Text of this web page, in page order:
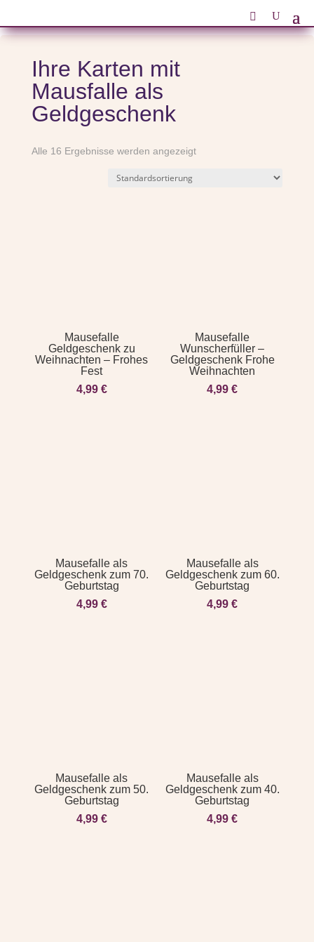
Ihre Karten mit
Mausfalle als
Geldgeschenk
Alle 16 Ergebnisse werden angezeigt
Mausefalle
Geldgeschenk zu
Weihnachten – Frohes
Fest
4,99 €
Mausefalle
Wunscherfüller –
Geldgeschenk Frohe
Weihnachten
4,99€
Mausefalle als
Geldgeschenk zum 70.
Geburtstag
4,99 €
Mausefalle als
Geldgeschenk zum 60.
Geburtstag
4,99€
Mausefalle als
Geldgeschenk zum 50.
Geburtstag
4,99 €
Mausefalle als
Geldgeschenk zum 40.
Geburtstag
4,99€